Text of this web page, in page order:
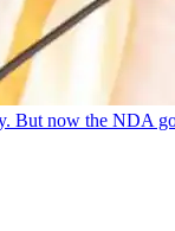
But now the NDA